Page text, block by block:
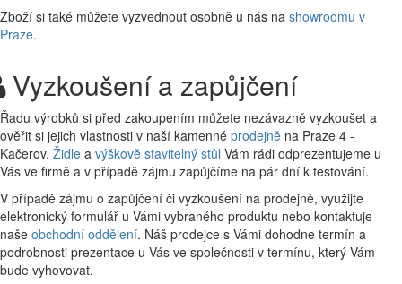
Zboží si také můžete vyzvednout osobně u nás na showroomu v
Praze.
Vyzkoušení a zapůjčení
Řadu výrobků si před zakoupením můžete nezávazně vyzkoušet a
ověřit si jejich vlastnosti v naší kamenné prodejně na Praze 4 -
Kačerov. Židle a výškově stavitelný stůl Vám rádi odprezentujeme u
Vás ve firmě a v případě zájmu zapůjčíme na pár dní k testování.
V případě zájmu o zapůjčení či vyzkoušení na prodejně, využijte
elektronický formulář u Vámi vybraného produktu nebo kontaktuje
naše obchodní oddělení. Náš prodejce s Vámi dohodne termín a
podrobnosti prezentace u Vás ve společnosti v termínu, který Vám
bude vyhovovat.